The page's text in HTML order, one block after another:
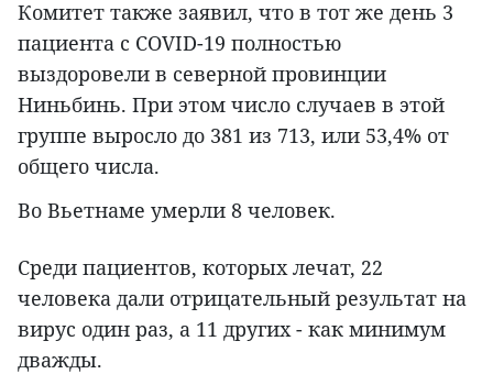
Комитет также заявил, что в тот же день 3
пациента с COVID-19 полностью
выздоровели в северной провинции
Ниньбинь. При этом число случаев в этой
группе выросло до 381 из 713, или 53,4% от
общего числа.
Во Вьетнаме умерли 8 человек.
Среди пациентов, которых лечат, 22
человека дали отрицательный результат на
вирус один раз, а 11 других - как минимум
дважды.